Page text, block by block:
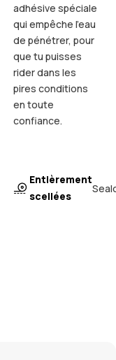
adhésive spéciale
qui empêche l'eau
de pénétrer, pour
que tu puisses
rider dans les
pires conditions
en toute
confiance.
Entièrement
scellées